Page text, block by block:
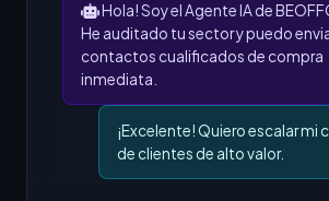
Hola! Soy el Agente IA de
He auditado tu sector y puedo
contactos cualificados de compra
inmediata.
¡Excelente! Quiero escalar mi
de clientes de alto valor.